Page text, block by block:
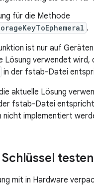
für die Methode
.
ist nur auf
Lösung verwendet wird,
in der fstab-Datei
aktuelle Lösung
fstab-Datei
nicht implementiert
testen
mit in Hardware